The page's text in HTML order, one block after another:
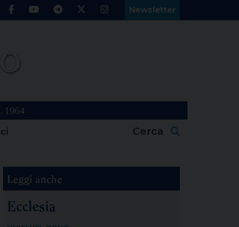
Newsletter
1964
Cerca
Leggi anche
Ecclesia